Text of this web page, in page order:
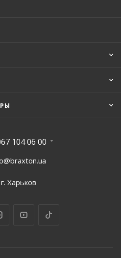
104 06 00
г. Харьков